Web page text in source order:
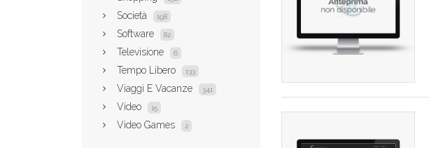
Società 198
Software 82
Televisione 6
Tempo Libero 133
Viaggi E Vacanze 341
Video 15
Video Games 2